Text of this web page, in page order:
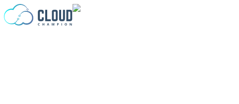
Zum Inhalt springen